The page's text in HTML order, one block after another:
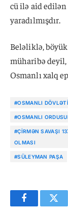
cü ilə aid edilən
yaradılmışdır.
Beləliklə,
müharibə deyil,
Osmanlı xalq
#OSMANLI
#OSMANLI
#ÇIRMƏN SAVAŞI
OLMASI
#SÜLEYMAN PAŞA
Facebook